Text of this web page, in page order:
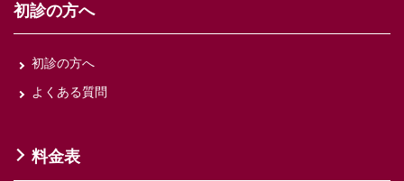
初診の方へ
初診の方へ
よくある質問
料金表